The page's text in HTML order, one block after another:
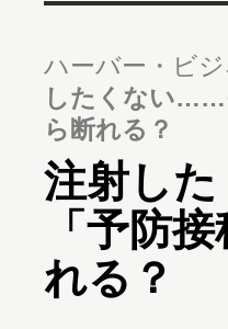
ハーバー・ビ
したくない……
ら断れる？
注射し
「予防
れる？